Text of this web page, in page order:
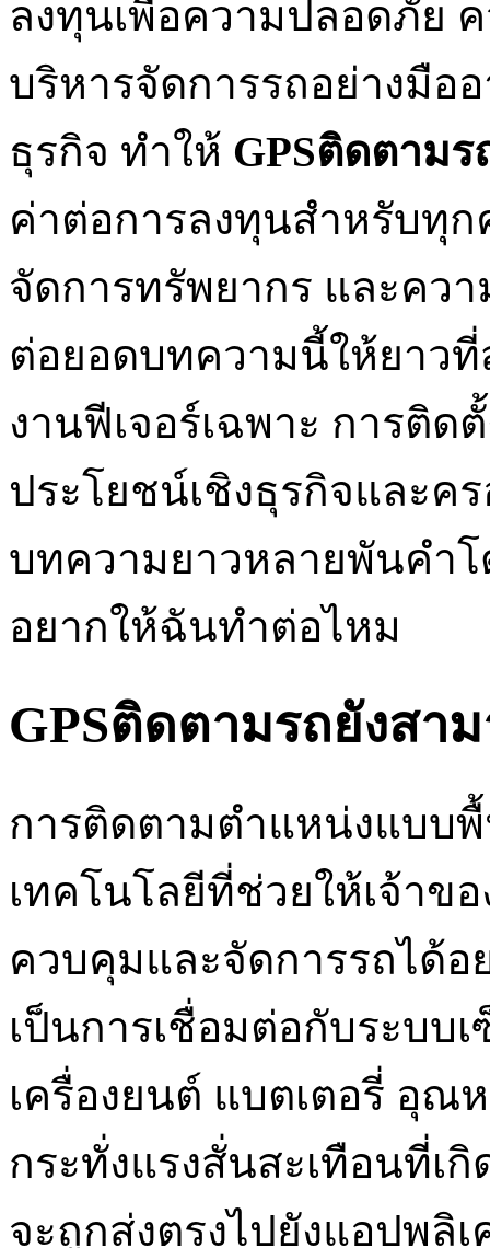
ลงทุนเพื่อความปลอดภัย
บริหารจัดการรถอย่างมือ
ธุรกิจ ทำให้ GPSติดตามร
ค่าต่อการลงทุนสำหรับทุ
จัดการทรัพยากร และคว
ต่อยอดบทความนี้ให้ยาวที่
งานฟีเจอร์เฉพาะ การติด
ประโยชน์เชิงธุรกิจและค
บทความยาวหลายพันคำ
อยากให้ฉันทำต่อไหม
GPSติดตามรถยังสา
การติดตามตำแหน่งแบบ
เทคโนโลยีที่ช่วยให้เจ้าข
ควบคุมและจัดการรถได้
เป็นการเชื่อมต่อกับระบบ
เครื่องยนต์ แบตเตอรี่ อุณ
กระทั่งแรงสั่นสะเทือนที่
จะถูกส่งตรงไปยังแอปพลิ